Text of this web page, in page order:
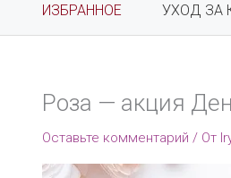
ИЗБРАННОЕ УХОД ЗА
Роза — акция
Оставьте комментарий / От